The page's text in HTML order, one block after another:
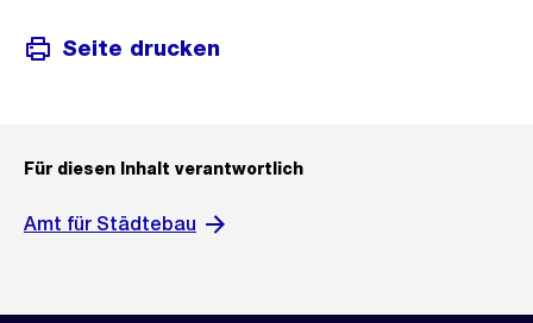
Seite drucken
Für diesen Inhalt verantwortlich
Amt für Städtebau